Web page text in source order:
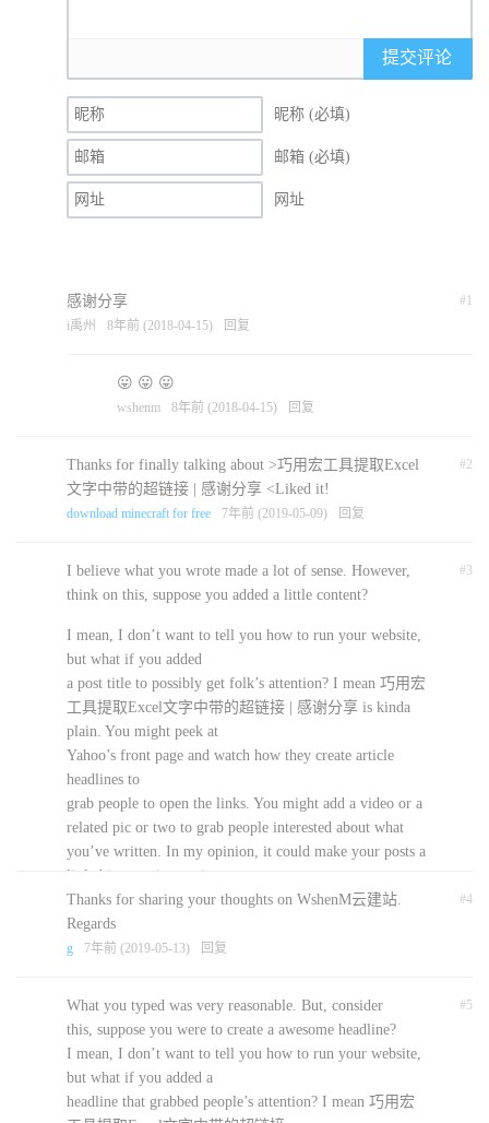
提交评论
昵称 (必填)
邮箱 (必填)
网址
#1
感谢分享
i禹州 8年前 (2018-04-15) 回复
😛 😛 😛
wshenm 8年前 (2018-04-15) 回复
#2
Thanks for finally talking about >巧用宏工具提取Excel
文字中带的超链接 | 感谢分享 <Liked it!
download minecraft for free 7年前 (2019-05-09) 回复
#3
I believe what you wrote made a lot of sense. However,
think on this, suppose you added a little content?
I mean, I don’t want to tell you how to run your website,
but what if you added
a post title to possibly get folk’s attention? I mean 巧用宏
工具提取Excel文字中带的超链接 | 感谢分享 is kinda
plain. You might peek at
Yahoo’s front page and watch how they create article
headlines to
grab people to open the links. You might add a video or a
related pic or two to grab people interested about what
you’ve written. In my opinion, it could make your posts a
little bit more interesting.
minecraft download for free 7年前 (2019-05-09) 回复 #4
Thanks for sharing your thoughts on WshenM云建站.
Regards
g 7年前 (2019-05-13) 回复
#5
What you typed was very reasonable. But, consider
this, suppose you were to create a awesome headline?
I mean, I don’t want to tell you how to run your website,
but what if you added a
headline that grabbed people’s attention? I mean 巧用宏